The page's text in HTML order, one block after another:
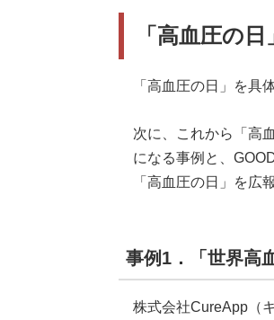
「高血圧の
「高血圧の日」を具
次に、これから「高
になる事例と、
「高血圧の日」を広
事例1．「世界高
株式会社CureApp（